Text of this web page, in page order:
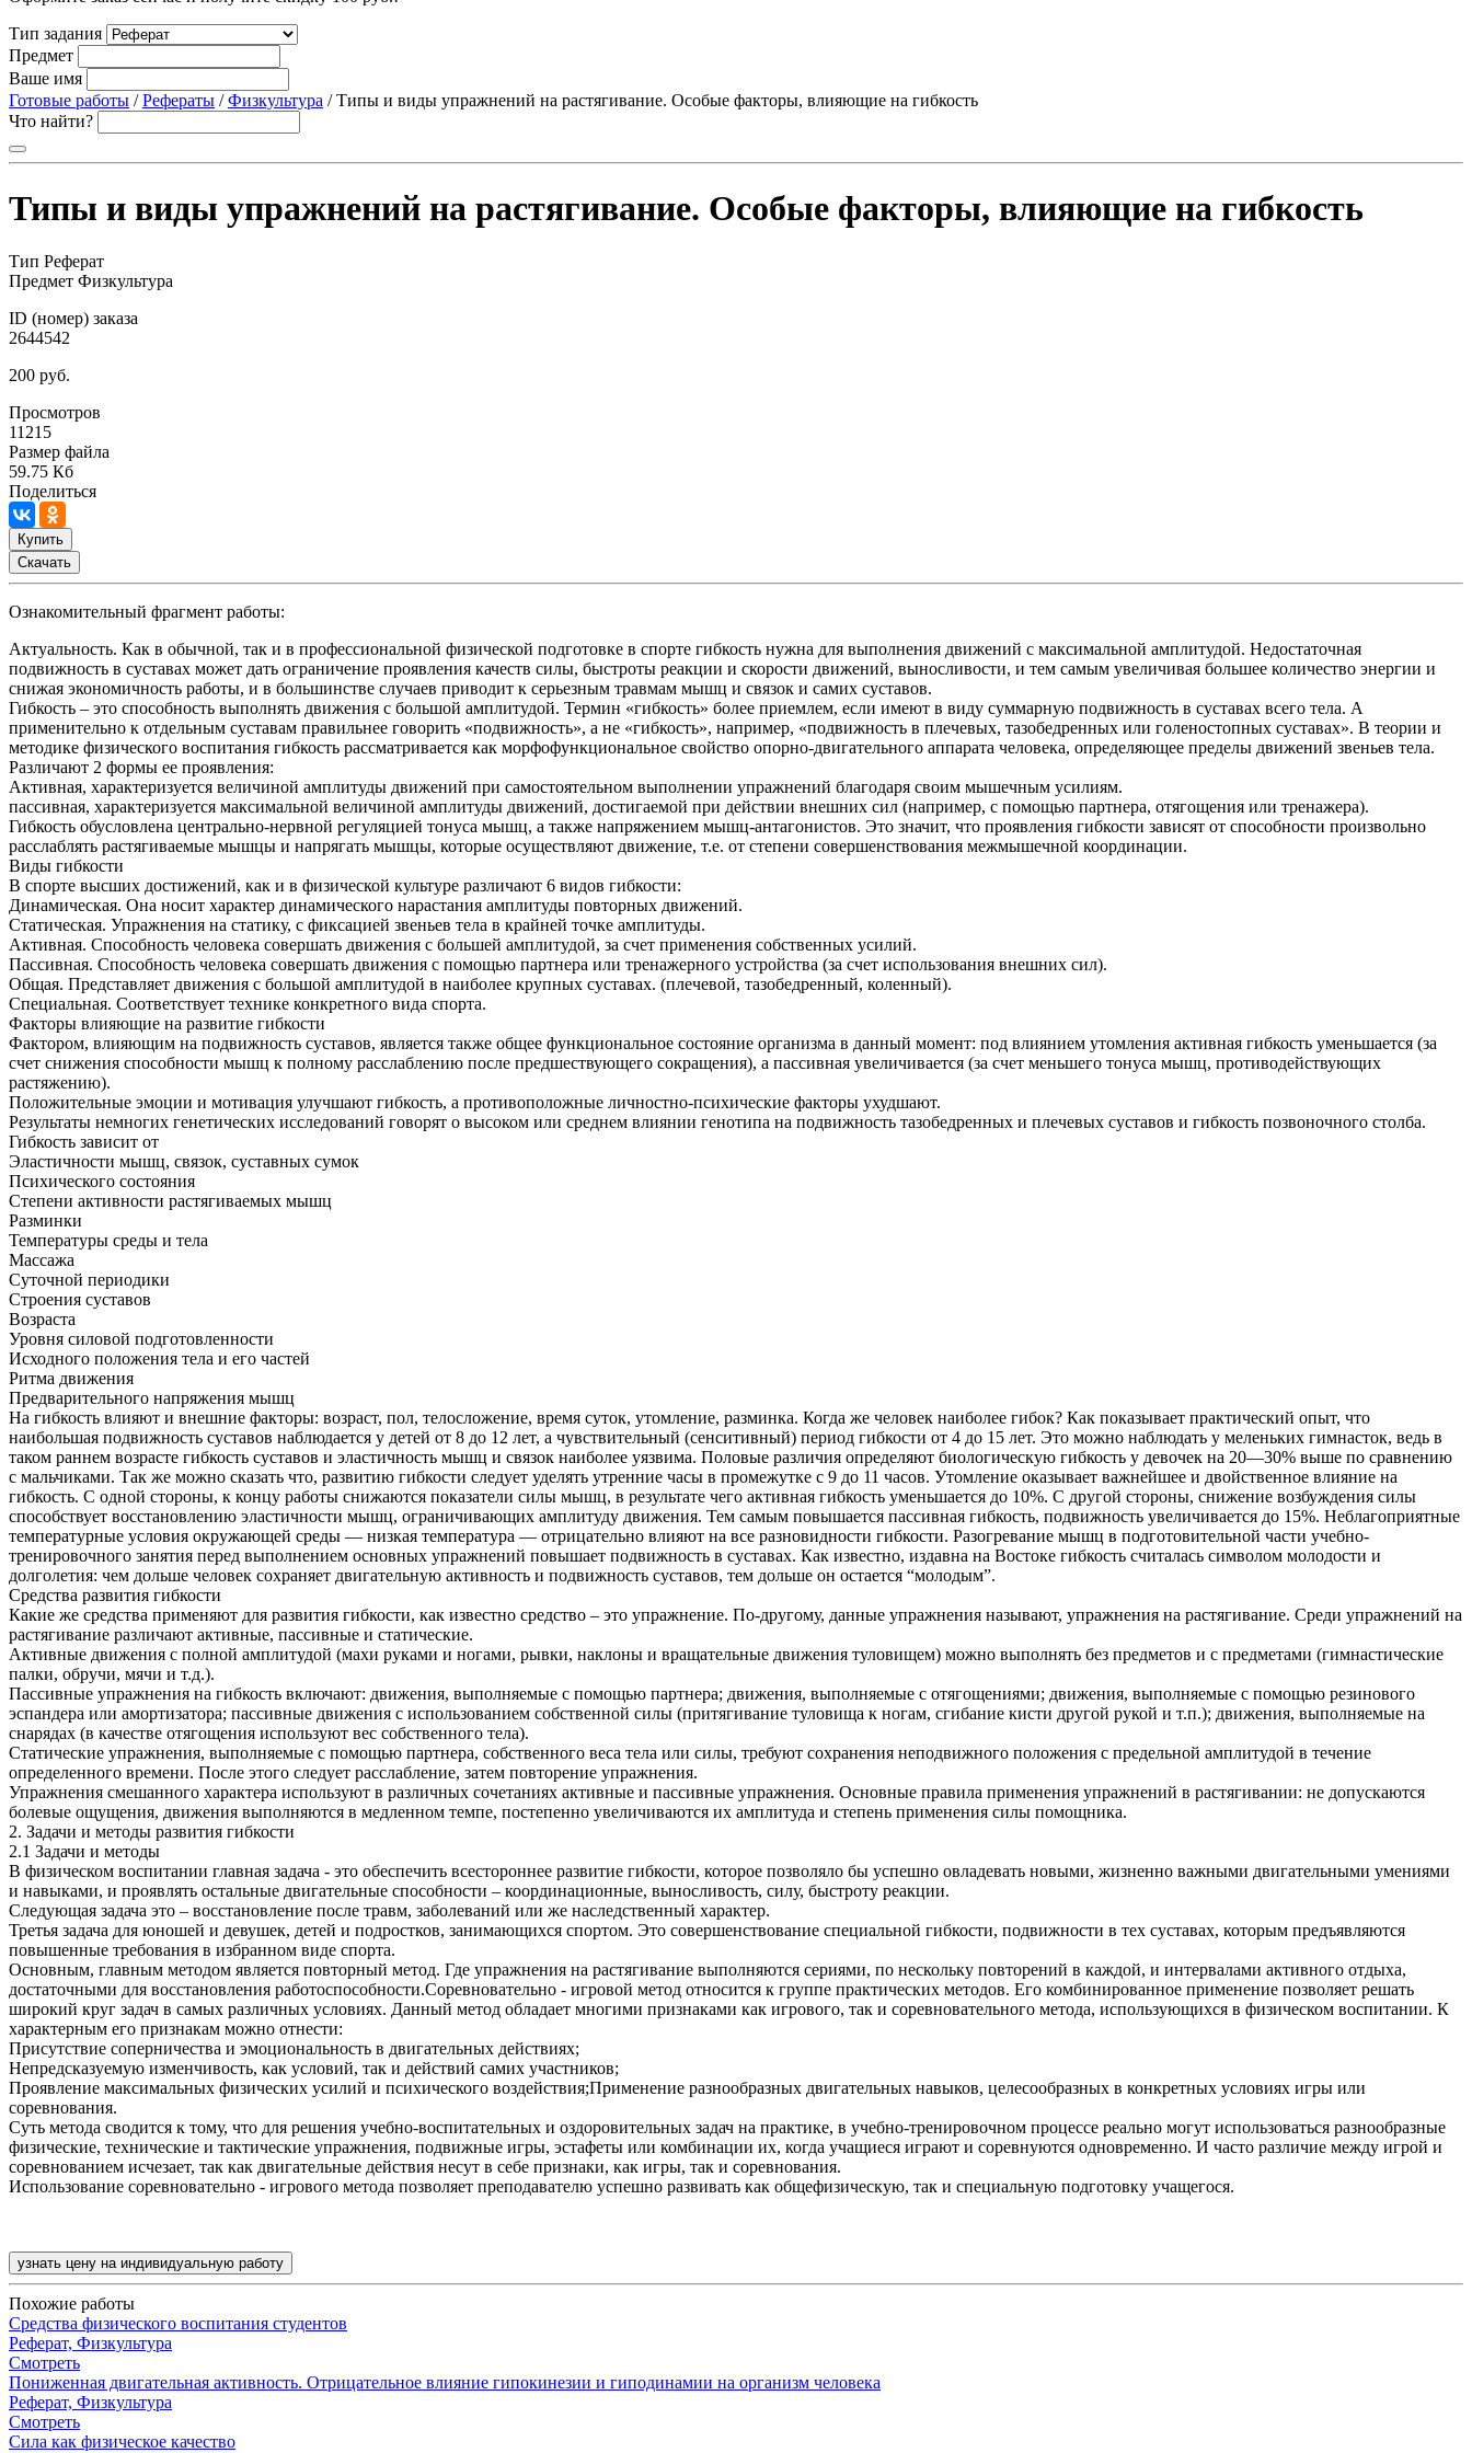
Тип задания
Предмет
Ваше имя
Готовые работы /Рефераты /Физкультура / Типы и виды упражнений на растягивание. Особые факторы, влияющие на гибкость
Что найти?
Типы и виды упражнений на растягивание. Особые факторы, влияющие на гибкость
Тип Реферат
Предмет Физкультура
ID (номер) заказа
2644542
200 руб.
Просмотров
11215
Размер файла
59.75 Кб
Поделиться
Купить
Скачать
Ознакомительный фрагмент работы:
Актуальность. Как в обычной, так и в профессиональной физической подготовке в спорте гибкость нужна для выполнения движений с максимальной амплитудой. Недостаточная
подвижность в суставах может дать ограничение проявления качеств силы, быстроты реакции и скорости движений, выносливости, и тем самым увеличивая большее количество энергии и
снижая экономичность работы, и в большинстве случаев приводит к серьезным травмам мышц и связок и самих суставов.
Гибкость – это способность выполнять движения с большой амплитудой. Термин «гибкость» более приемлем, если имеют в виду суммарную подвижность в суставах всего тела. А
применительно к отдельным суставам правильнее говорить «подвижность», а не «гибкость», например, «подвижность в плечевых, тазобедренных или голеностопных суставах». В теории и
методике физического воспитания гибкость рассматривается как морфофункциональное свойство опорно-двигательного аппарата человека, определяющее пределы движений звеньев тела.
Различают 2 формы ее проявления:
Активная, характеризуется величиной амплитуды движений при самостоятельном выполнении упражнений благодаря своим мышечным усилиям.
пассивная, характеризуется максимальной величиной амплитуды движений, достигаемой при действии внешних сил (например, с помощью партнера, отягощения или тренажера).
Гибкость обусловлена центрально-нервной регуляцией тонуса мышц, а также напряжением мышц-антагонистов. Это значит, что проявления гибкости зависят от способности произвольно
расслаблять растягиваемые мышцы и напрягать мышцы, которые осуществляют движение, т.е. от степени совершенствования межмышечной координации.
Виды гибкости
В спорте высших достижений, как и в физической культуре различают 6 видов гибкости:
Динамическая. Она носит характер динамического нарастания амплитуды повторных движений.
Статическая. Упражнения на статику, с фиксацией звеньев тела в крайней точке амплитуды.
Активная. Способность человека совершать движения с большей амплитудой, за счет применения собственных усилий.
Пассивная. Способность человека совершать движения с помощью партнера или тренажерного устройства (за счет использования внешних сил).
Общая. Представляет движения с большой амплитудой в наиболее крупных суставах. (плечевой, тазобедренный, коленный).
Специальная. Соответствует технике конкретного вида спорта.
Факторы влияющие на развитие гибкости
Фактором, влияющим на подвижность суставов, является также общее функциональное состояние организма в данный момент: под влиянием утомления активная гибкость уменьшается (за
счет снижения способности мышц к полному расслаблению после предшествующего сокращения), а пассивная увеличивается (за счет меньшего тонуса мышц, противодействующих
растяжению).
Положительные эмоции и мотивация улучшают гибкость, а противоположные личностно-психические факторы ухудшают.
Результаты немногих генетических исследований говорят о высоком или среднем влиянии генотипа на подвижность тазобедренных и плечевых суставов и гибкость позвоночного столба.
Гибкость зависит от
Эластичности мышц, связок, суставных сумок
Психического состояния
Степени активности растягиваемых мышц
Разминки
Температуры среды и тела
Массажа
Суточной периодики
Строения суставов
Возраста
Уровня силовой подготовленности
Исходного положения тела и его частей
Ритма движения
Предварительного напряжения мышц
На гибкость влияют и внешние факторы: возраст, пол, телосложение, время суток, утомление, разминка. Когда же человек наиболее гибок? Как показывает практический опыт, что
наибольшая подвижность суставов наблюдается у детей от 8 до 12 лет, а чувствительный (сенситивный) период гибкости от 4 до 15 лет. Это можно наблюдать у меленьких гимнасток, ведь в
таком раннем возрасте гибкость суставов и эластичность мышц и связок наиболее уязвима. Половые различия определяют биологическую гибкость у девочек на 20—30% выше по сравнению
с мальчиками. Так же можно сказать что, развитию гибкости следует уделять утренние часы в промежутке с 9 до 11 часов. Утомление оказывает важнейшее и двойственное влияние на
гибкость. С одной стороны, к концу работы снижаются показатели силы мышц, в результате чего активная гибкость уменьшается до 10%. С другой стороны, снижение возбуждения силы
способствует восстановлению эластичности мышц, ограничивающих амплитуду движения. Тем самым повышается пассивная гибкость, подвижность увеличивается до 15%. Неблагоприятные
температурные условия окружающей среды — низкая температура — отрицательно влияют на все разновидности гибкости. Разогревание мышц в подготовительной части учебно-
тренировочного занятия перед выполнением основных упражнений повышает подвижность в суставах. Как известно, издавна на Востоке гибкость считалась символом молодости и
долголетия: чем дольше человек сохраняет двигательную активность и подвижность суставов, тем дольше он остается “молодым”.
Средства развития гибкости
Какие же средства применяют для развития гибкости, как известно средство – это упражнение. По-другому, данные упражнения называют, упражнения на растягивание. Среди упражнений на
растягивание различают активные, пассивные и статические.
Активные движения с полной амплитудой (махи руками и ногами, рывки, наклоны и вращательные движения туловищем) можно выполнять без предметов и с предметами (гимнастические
палки, обручи, мячи и т.д.).
Пассивные упражнения на гибкость включают: движения, выполняемые с помощью партнера; движения, выполняемые с отягощениями; движения, выполняемые с помощью резинового
эспандера или амортизатора; пассивные движения с использованием собственной силы (притягивание туловища к ногам, сгибание кисти другой рукой и т.п.); движения, выполняемые на
снарядах (в качестве отягощения используют вес собственного тела).
Статические упражнения, выполняемые с помощью партнера, собственного веса тела или силы, требуют сохранения неподвижного положения с предельной амплитудой в течение
определенного времени. После этого следует расслабление, затем повторение упражнения.
Упражнения смешанного характера используют в различных сочетаниях активные и пассивные упражнения. Основные правила применения упражнений в растягивании: не допускаются
болевые ощущения, движения выполняются в медленном темпе, постепенно увеличиваются их амплитуда и степень применения силы помощника.
2. Задачи и методы развития гибкости
2.1 Задачи и методы
В физическом воспитании главная задача - это обеспечить всестороннее развитие гибкости, которое позволяло бы успешно овладевать новыми, жизненно важными двигательными умениями
и навыками, и проявлять остальные двигательные способности – координационные, выносливость, силу, быстроту реакции.
Следующая задача это – восстановление после травм, заболеваний или же наследственный характер.
Третья задача для юношей и девушек, детей и подростков, занимающихся спортом. Это совершенствование специальной гибкости, подвижности в тех суставах, которым предъявляются
повышенные требования в избранном виде спорта.
Основным, главным методом является повторный метод. Где упражнения на растягивание выполняются сериями, по нескольку повторений в каждой, и интервалами активного отдыха,
достаточными для восстановления работоспособности.Соревновательно - игровой метод относится к группе практических методов. Его комбинированное применение позволяет решать
широкий круг задач в самых различных условиях. Данный метод обладает многими признаками как игрового, так и соревновательного метода, использующихся в физическом воспитании. К
характерным его признакам можно отнести:
Присутствие соперничества и эмоциональность в двигательных действиях;
Непредсказуемую изменчивость, как условий, так и действий самих участников;
Проявление максимальных физических усилий и психического воздействия;Применение разнообразных двигательных навыков, целесообразных в конкретных условиях игры или
соревнования.
Суть метода сводится к тому, что для решения учебно-воспитательных и оздоровительных задач на практике, в учебно-тренировочном процессе реально могут использоваться разнообразные
физические, технические и тактические упражнения, подвижные игры, эстафеты или комбинации их, когда учащиеся играют и соревнуются одновременно. И часто различие между игрой и
соревнованием исчезает, так как двигательные действия несут в себе признаки, как игры, так и соревнования.
Использование соревновательно - игрового метода позволяет преподавателю успешно развивать как общефизическую, так и специальную подготовку учащегося.
узнать цену на индивидуальную работу
Похожие работы
Средства физического воспитания студентов
Реферат, Физкультура
Смотреть
Пониженная двигательная активность. Отрицательное влияние гипокинезии и гиподинамии на организм человека
Реферат, Физкультура
Смотреть
Сила как физическое качество